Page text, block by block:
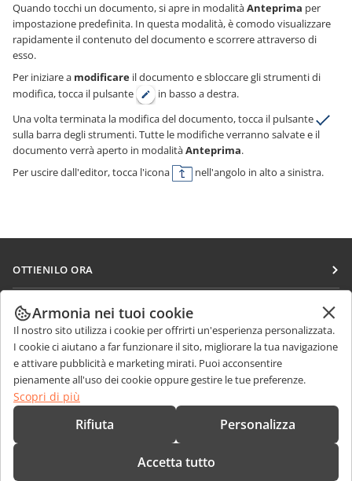
Quando tocchi un documento, si apre in modalitàAnteprima per
impostazione predefinita. In questa modalità, è comodo visualizzare
rapidamente il contenuto del documento e scorrere attraverso di
esso.
Per iniziare a modificare il documento e sbloccare gli strumenti di
modifica, tocca il pulsante
in basso a destra.
Una volta terminata la modifica del documento, tocca il pulsante
sulla barra degli strumenti. Tutte le modifiche verranno salvate e il
documento verrà aperto in modalitàAnteprima.
Per uscire dall'editor, tocca l'icona
nell'angolo in alto a sinistra.
OTTIENILO ORA
Docs
DocSpace
Workspace
Connettori
App desktop
COLLABORA
Per i contributori
Per i traduttori
Per gli influencer
Offerte di lavoro
RICEVI NOTIZIE
Blog
RICEVI AIUTO
Forum
CONTATTACI
Domande sulle vendite
sales@onlyoffice.com
Armonia nei tuoi cookie
Il nostro sito utilizza i cookie per offrirti un'esperienza personalizzata.
I cookie ci aiutano a far funzionare il sito, migliorare la tua navigazione
e attivare pubblicità e marketing mirati. Puoi acconsentire
pienamente all'uso dei cookie oppure gestire le tue preferenze.
Scopri di più
Rifiuta Personalizza
Accetta tutto